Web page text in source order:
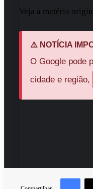
Veja a matéria
⚠️ NOTÍCIA
O Google pode
cidade e região,